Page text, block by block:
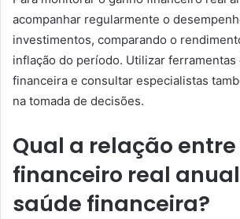
acompanhar regularmente o
investimentos, comparando o
inflação do período. Utilizar ferramentas
financeira e consultar especialistas
na tomada de decisões.
Qual a relação
financeiro real
saúde financeira?